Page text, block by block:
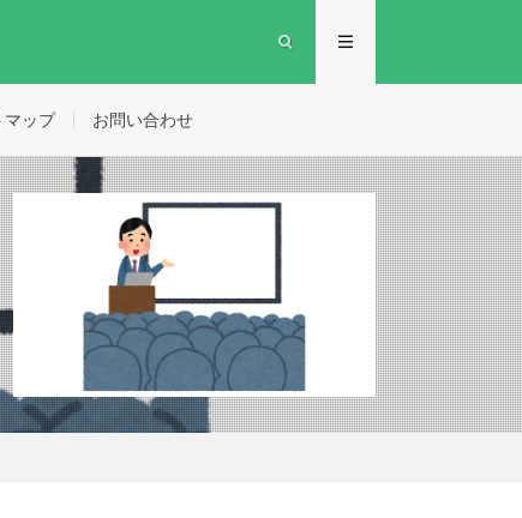
マップ お問い合わせ